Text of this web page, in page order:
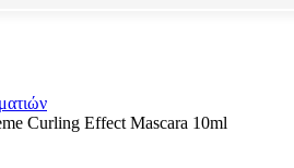
Curling Effect Mascara 10ml